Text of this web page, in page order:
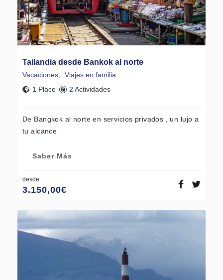
Tailandia desde Bankok al norte
Vacaciones
Viajes en familia
1 Place
2 Actividades
De Bangkok al norte en servicios privados , un lujo a
tu alcance
Saber Más
desde
3.150,00€